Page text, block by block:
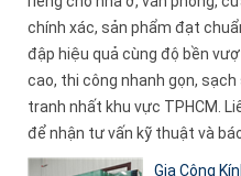
chính xác, sản phẩm đạt
đập hiệu quả cùng độ bền
cao, thi công nhanh gọn,
tranh nhất khu vực TPHCM.
để nhận tư vấn kỹ thuật và
Gia Công